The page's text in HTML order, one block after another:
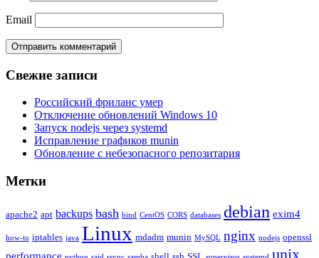
Email
Свежие записи
Российский фриланс умер
Отключение обновлений Windows 10
Запуск nodejs через systemd
Исправление графиков munin
Обновление с небезопасного репозитария
Метки
apache2 apt backups bash bind CentOS CORS databases debian exim4
how-to iptables java Linux mdadm munin MySQL nginx nodejs openssl
unix